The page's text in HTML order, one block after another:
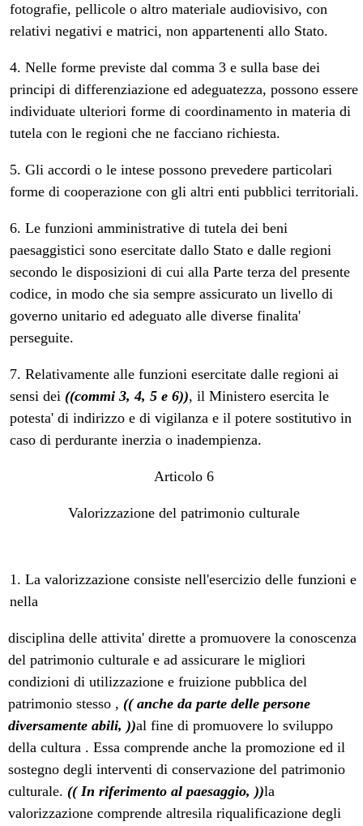
fotografie, pellicole o altro materiale audiovisivo, con
relativi negativi e matrici, non appartenenti allo Stato.
4. Nelle forme previste dal comma 3 e sulla base dei
principi di differenziazione ed adeguatezza, possono essere
individuate ulteriori forme di coordinamento in materia di
tutela con le regioni che ne facciano richiesta.
5. Gli accordi o le intese possono prevedere particolari
forme di cooperazione con gli altri enti pubblici territoriali.
6. Le funzioni amministrative di tutela dei beni
paesaggistici sono esercitate dallo Stato e dalle regioni
secondo le disposizioni di cui alla Parte terza del presente
codice, in modo che sia sempre assicurato un livello di
governo unitario ed adeguato alle diverse finalita'
perseguite.
7. Relativamente alle funzioni esercitate dalle regioni ai
sensi dei ((commi 3, 4, 5 e 6)), il Ministero esercita le
potesta' di indirizzo e di vigilanza e il potere sostitutivo in
caso di perdurante inerzia o inadempienza.
Articolo 6
Valorizzazione del patrimonio culturale
1. La valorizzazione consiste nell'esercizio delle funzioni e
nella
disciplina delle attivita' dirette a promuovere la conoscenza
del patrimonio culturale e ad assicurare le migliori
condizioni di utilizzazione e fruizione pubblica del
patrimonio stesso , (( anche da parte delle persone
diversamente abili, ))al fine di promuovere lo sviluppo
della cultura . Essa comprende anche la promozione ed il
sostegno degli interventi di conservazione del patrimonio
culturale. (( In riferimento al paesaggio, ))la
valorizzazione comprende altresila riqualificazione degli